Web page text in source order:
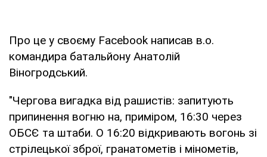
Про це у своєму Facebook написав в.о.
командира батальйону Анатолій
Віногродський.
"Чергова вигадка від рашистів: запитують
припинення вогню на, приміром, 16:30 через
ОБСЄ та штаби. О 16:20 відкривають вогонь зі
стрілецької зброї, гранатометів і мінометів,